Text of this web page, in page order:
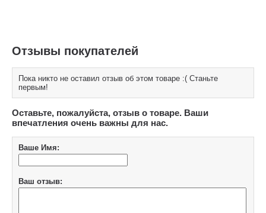
Отзывы покупателей
Пока никто не оставил отзыв об этом товаре :( Станьте
первым!
Оставьте, пожалуйста, отзыв о товаре. Ваши
впечатления очень важны для нас.
Ваше Имя:
Ваш отзыв: